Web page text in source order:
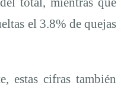
el 3.8% de quejas
estas cifras también